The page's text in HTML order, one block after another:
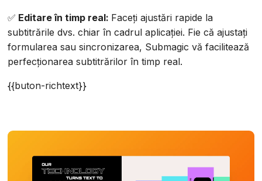
✅ Editare în timp real: Faceți ajustări rapide la
subtitrările dvs. chiar în cadrul aplicației. Fie că ajustați
formularea sau sincronizarea, Submagic vă facilitează
perfecționarea subtitrărilor în timp real.
{{buton-richtext}}